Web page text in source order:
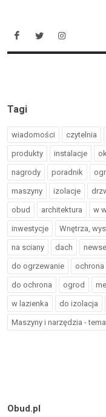
Tagi
wiadomości czytelnia
produkty instalacje
nagrody poradnik
maszyny izolacje
obud architektura w
inwestycje Wnętrza,
na sciany dach
do ogrzewanie ochrona
do ochrona ogrod
w lazienka do izolacja
Maszyny i narzędzia -
Obud.pl